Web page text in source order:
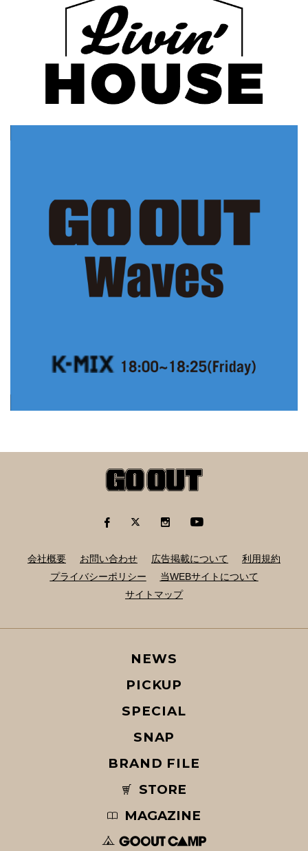
会社概要 お問い合わせ 広告掲載について
利用規約
プライバシーポリシー
当WEBサイトについて
サイトマップ
NEWS
PICKUP
SPECIAL
SNAP
BRAND FILE
STORE
MAGAZINE